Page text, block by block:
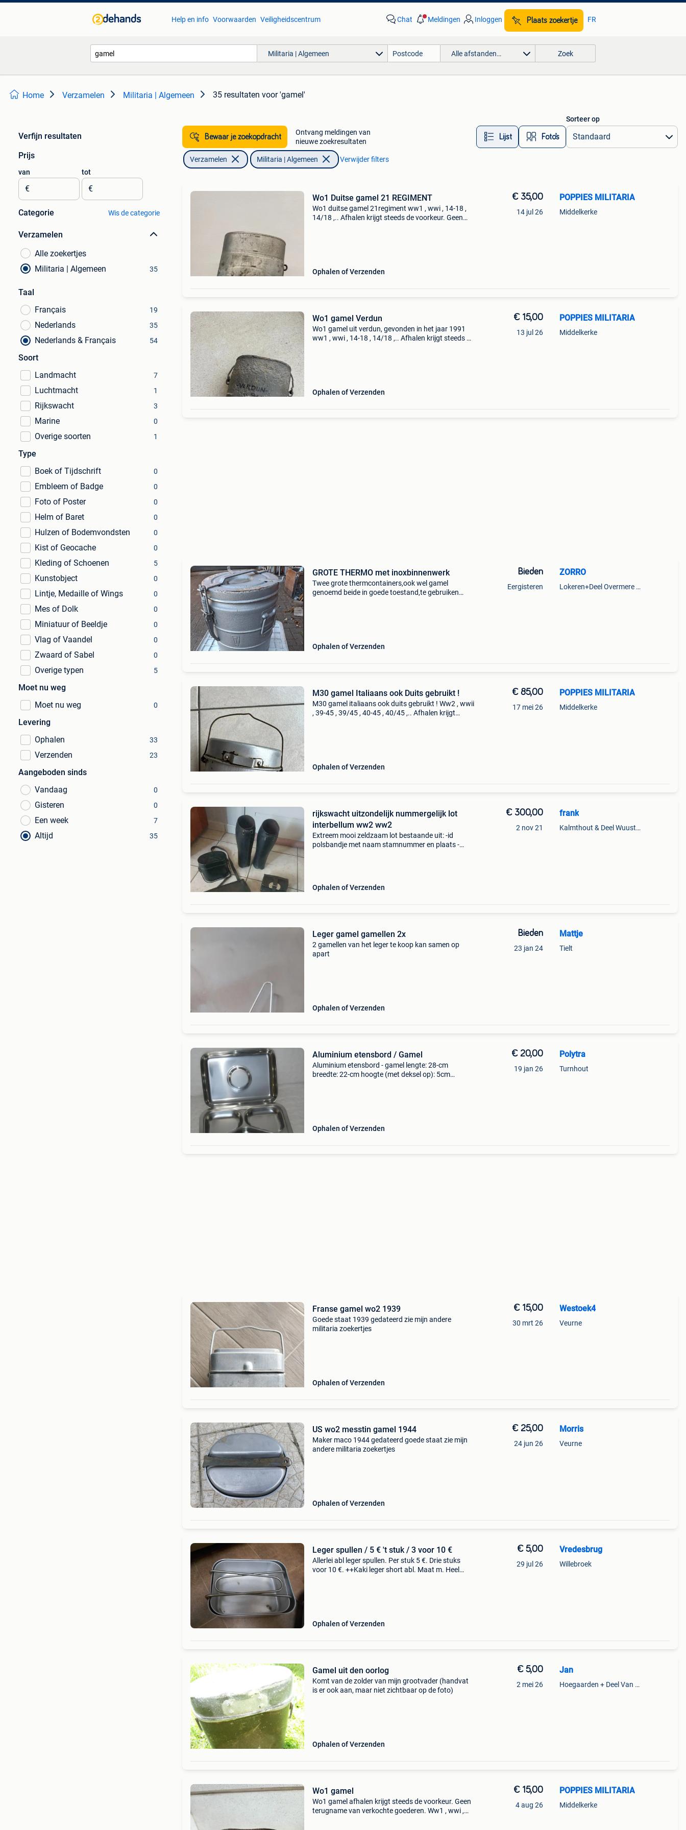
Help en info Voorwaarden Veiligheidscentrum Chat Meldingen Inloggen Plaats zoekertje FR
Militaria | Algemeen Alle afstanden… Zoek
Home Verzamelen Militaria | Algemeen 35 resultaten voor 'gamel'
Verfijn resultaten
Prijs
van
€
tot
€
Categorie Wis de categorie
Verzamelen
Alle zoekertjes
Militaria | Algemeen
35
Taal
Français
19
Nederlands 35
Nederlands & Français 54
Soort
Landmacht
7
Luchtmacht 1
Rijkswacht 3
Marine 0
Overige soorten 1
Type
Boek of Tijdschrift
0
Embleem of Badge 0
Foto of Poster 0
Helm of Baret 0
Hulzen of Bodemvondsten 0
Kist of Geocache 0
Kleding of Schoenen 5
Kunstobject 0
Lintje, Medaille of Wings 0
Mes of Dolk 0
Miniatuur of Beeldje 0
Vlag of Vaandel 0
Zwaard of Sabel 0
Overige typen 5
Moet nu weg
Moet nu weg
0
Levering
Ophalen
33
Verzenden 23
Aangeboden sinds
Vandaag
0
Gisteren 0
Een week 7
Altijd 35
Bewaar je zoekopdracht
Ontvang meldingen van
nieuwe zoekresultaten
Lijst Foto’s
Sorteer op
Verzamelen Militaria | Algemeen Verwijder filters
Wo1 Duitse gamel 21 REGIMENT
Wo1 duitse gamel 21regiment ww1 , wwi , 14-18 ,
14/18 ,.. Afhalen krijgt steeds de voorkeur. Geen
Ophalen of Verzenden
€ 35,00
14 jul 26
POPPIES MILITARIA
Middelkerke
Wo1 gamel Verdun
Wo1 gamel uit verdun, gevonden in het jaar 1991
ww1 , wwi , 14-18 , 14/18 ,.. Afhalen krijgt steeds de
Ophalen of Verzenden
€ 15,00
13 jul 26
POPPIES MILITARIA
Middelkerke
GROTE THERMO met inoxbinnenwerk
Twee grote thermcontainers,ook wel gamel
genoemd beide in goede toestand,te gebruiken
Ophalen of Verzenden
Bieden
Eergisteren
ZORRO
Lokeren+Deel Overmere En Zele
M30 gamel Italiaans ook Duits gebruikt !
M30 gamel italiaans ook duits gebruikt ! Ww2 , wwii
, 39-45 , 39/45 , 40-45 , 40/45 ,.. Afhalen krijgt
Ophalen of Verzenden
€ 85,00
17 mei 26
POPPIES MILITARIA
Middelkerke
rijkswacht uitzondelijk nummergelijk lot
interbellum ww2 ww2
Extreem mooi zeldzaam lot bestaande uit: -id
polsbandje met naam stamnummer en plaats -
Ophalen of Verzenden
€ 300,00
2 nov 21
frank
Kalmthout & Deel Wuustwezel
Leger gamel gamellen 2x
2 gamellen van het leger te koop kan samen op
apart
Ophalen of Verzenden
Bieden
23 jan 24
Mattje
Tielt
Aluminium etensbord / Gamel
Aluminium etensbord - gamel lengte: 28-cm
breedte: 22-cm hoogte (met deksel op): 5cm
Ophalen of Verzenden
€ 20,00
19 jan 26
Polytra
Turnhout
Franse gamel wo2 1939
Goede staat 1939 gedateerd zie mijn andere
militaria zoekertjes
Ophalen of Verzenden
€ 15,00
30 mrt 26
Westoek4
Veurne
US wo2 messtin gamel 1944
Maker maco 1944 gedateerd goede staat zie mijn
andere militaria zoekertjes
Ophalen of Verzenden
€ 25,00
24 jun 26
Morris
Veurne
Leger spullen / 5 € 't stuk / 3 voor 10 €
Allerlei abl leger spullen. Per stuk 5 €. Drie stuks
voor 10 €. ++Kaki leger short abl. Maat m. Heel
Ophalen of Verzenden
€ 5,00
29 jul 26
Vredesbrug
Willebroek
Gamel uit den oorlog
Komt van de zolder van mijn grootvader (handvat
is er ook aan, maar niet zichtbaar op de foto)
Ophalen of Verzenden
€ 5,00
2 mei 26
Jan
Hoegaarden + Deel Van Kumtich + Deel Van Tienen
Wo1 gamel
Wo1 gamel afhalen krijgt steeds de voorkeur. Geen
terugname van verkochte goederen. Ww1 , wwi ,
€ 15,00
4 aug 26
POPPIES MILITARIA
Middelkerke